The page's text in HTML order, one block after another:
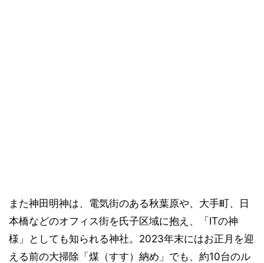
また神田明神は、電気街のある秋葉原や、大手町、日
本橋などのオフィス街を氏子区域に抱え、「ITの神
様」としても知られる神社。2023年末にはお正月を迎
える前の大掃除「煤（すす）納め」でも、約10台のル